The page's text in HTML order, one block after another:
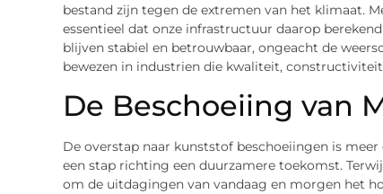
bestand zijn tegen de extremen van het klimaat.
essentieel dat onze infrastructuur daarop
blijven stabiel en betrouwbaar, ongeacht de
bewezen in industrien die kwaliteit,
De Beschoeiing van
De overstap naar kunststof beschoeiingen is
een stap richting een duurzamere toekomst.
om de uitdagingen van vandaag en morgen het